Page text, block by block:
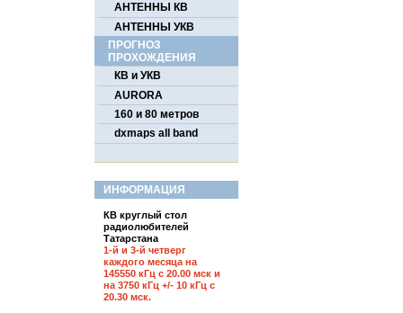
АНТЕННЫ КВ
АНТЕННЫ УКВ
ПРОГНОЗ
ПРОХОЖДЕНИЯ
КВ и УКВ
AURORA
160 и 80 метров
dxmaps all band
ИНФОРМАЦИЯ
КВ круглый стол
радиолюбителей
Татарстана
1-й и 3-й четверг
каждого месяца на
145550 кГц с 20.00 мск и
на 3750 кГц +/- 10 кГц с
20.30 мск.